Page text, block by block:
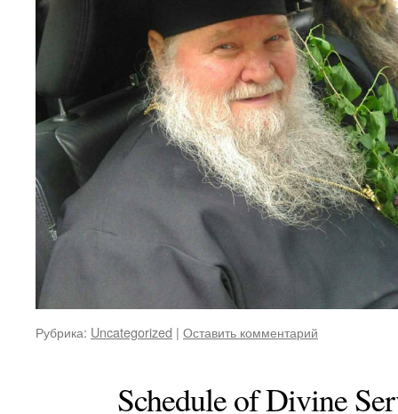
Рубрика: Uncategorized | Оставить комментарий
Schedule of Divine